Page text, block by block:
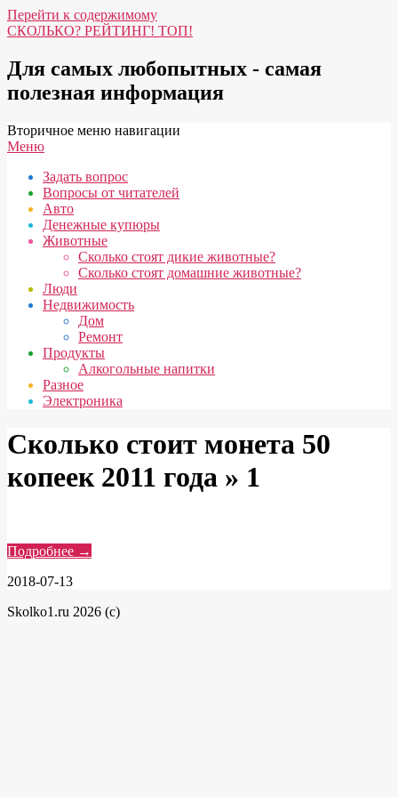
Перейти к содержимому
СКОЛЬКО? РЕЙТИНГ! ТОП!
Для самых любопытных - самая
полезная информация
Вторичное меню навигации
Меню
Задать вопрос
Вопросы от читателей
Авто
Денежные купюры
Животные
Сколько стоят дикие животные?
Сколько стоят домашние животные?
Люди
Недвижимость
Дом
Ремонт
Продукты
Алкогольные напитки
Разное
Электроника
Сколько стоит монета 50
копеек 2011 года » 1
Подробнее →
2018-07-13
Skolko1.ru 2026 (c)